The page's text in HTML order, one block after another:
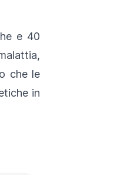
e 40
che le
in